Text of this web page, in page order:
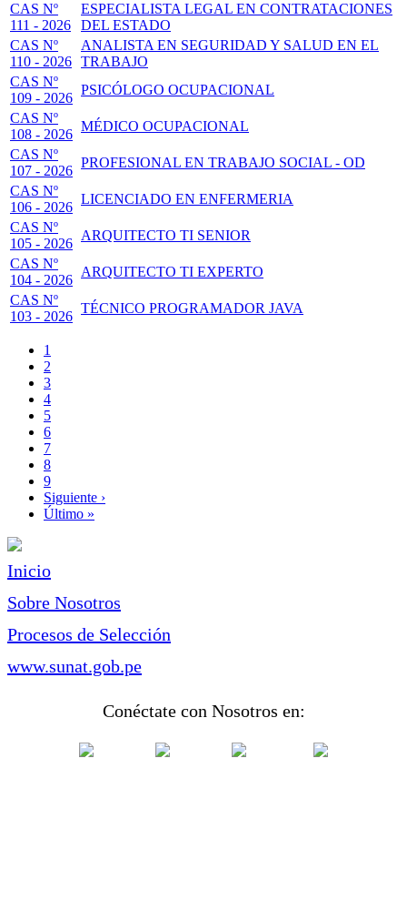
CAS Nº
111 - 2026
ESPECIALISTA LEGAL EN CONTRATACIONES
DEL ESTADO
CAS Nº
110 - 2026
ANALISTA EN SEGURIDAD Y SALUD EN EL
TRABAJO
CAS Nº
109 - 2026
PSICÓLOGO OCUPACIONAL
CAS Nº
108 - 2026
MÉDICO OCUPACIONAL
CAS Nº
107 - 2026
PROFESIONAL EN TRABAJO SOCIAL - OD
CAS Nº
106 - 2026
LICENCIADO EN ENFERMERIA
CAS Nº
105 - 2026
ARQUITECTO TI SENIOR
CAS Nº
104 - 2026
ARQUITECTO TI EXPERTO
CAS Nº
103 - 2026
TÉCNICO PROGRAMADOR JAVA
Paginación
Página
actual
1
Page
2
Page
3
Page
4
Page
5
Page
6
Page
7
Page
8
Page
9
Siguiente
página
Siguiente ›
Última
Último »
Inicio
Sobre Nosotros
Procesos de Selección
www.sunat.gob.pe
Conéctate con Nosotros en: